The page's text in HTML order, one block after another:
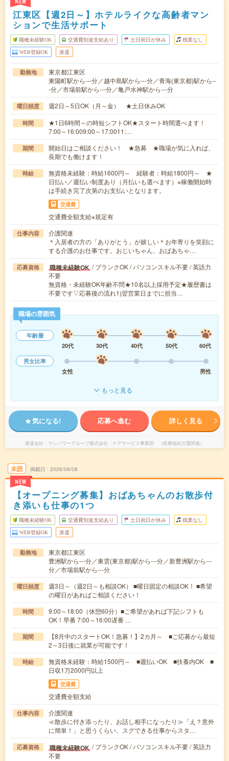
NEW
江東区【週2日～】ホテルライクな高齢者マン
ションで生活サポート
職種未経験OK 交通費別途支給あり 土日祝日が休み 残業なし
WEB登録OK 派遣
勤務地
東京都江東区
東陽町駅から---分／越中島駅から---分／青海(東京都)駅から--
-分／市場前駅から---分／亀戸水神駅から---分
曜日頻度 週2日～5日OK（月～金） ★土日休みOK
時間
★1日6時間～の時短シフトOK★スタート時間選べます！
7:00～16:009:00～17:0011:…
期間
開始日はご相談ください！ ★急募 ★職場が気に入れば、
長期でも働けます！
時給
無資格未経験：時給1600円～ 経験者：時給1800円～ ★
日払い／週払い制度あり（月払いも選べます）※稼働開始時
は手続き完了次第のお支払いとなります。
交通費
交通費全額支給※規定有
仕事内容
介護関連
＊入居者の方の「ありがとう」が嬉しい＊お年寄りを笑顔に
する介護のお仕事です。おじいちゃん、おばあちゃ…
応募資格 職種未経験OK / ブランクOK / パソコンスキル不要 / 英語力
不要
無資格・未経験OK年齢不問★10名以上採用予定★履歴書は
不要です▽応募後の流れ1)翌営業日までに担当…
職場の雰囲気
年齢層
20代
30代 40代 50代
60代
男女比率
女性
男性
もっと見る
気になる! 応募へ進む 詳しく見る
派遣会社 マンパワーグループ株式会社 ケアサービス事業部 （医療福祉介護関連）
未読
NEW
掲載日 2026/08/08
【オープニング募集】おばあちゃんのお散歩付
き添いも仕事の1つ
職種未経験OK 交通費別途支給あり 土日祝日が休み 残業なし
WEB登録OK 派遣
勤務地
東京都江東区
豊洲駅から---分／東雲(東京都)駅から---分／新豊洲駅から---
分／市場前駅から---分
曜日頻度
週3日～（週2日～も相談OK） ■曜日固定の相談OK！ ■希望
の曜日があればご相談ください！
時間
9:00～18:00（休憩60分）■ご希望があれば下記シフトも
OK！早番 7:00～16:00遅番 …
期間
【8月中のスタートOK！急募！】2カ月～ ■ご応募から最短
2～3日後に就業が可能です！
時給
無資格未経験：時給1500円～ ■週払いOK ■扶養内OK ■
日収1万2000円以上
交通費
交通費全額支給
仕事内容
介護関連
≪散歩に付き添ったり、お話し相手になったり≫「え？意外
に簡単！」と思うくらい、スグできる仕事からスタ…
応募資格 職種未経験OK / ブランクOK / パソコンスキル不要 / 英語力
不要